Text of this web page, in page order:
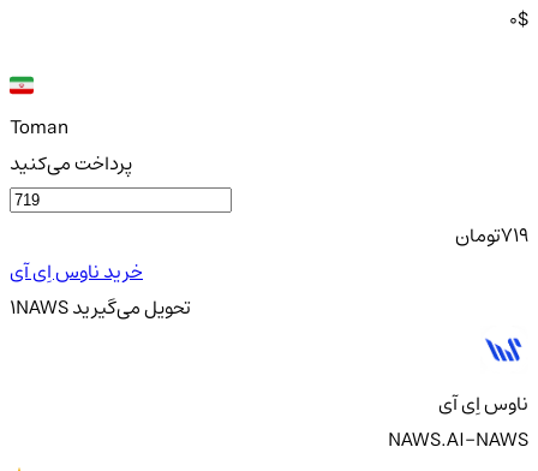
0$
Toman
پرداخت می‌کنید
719تومان
خرید ناوس اِی آی
1NAWS تحویلمی‌گیرید
ناوس اِی آی
NAWS.AI-NAWS